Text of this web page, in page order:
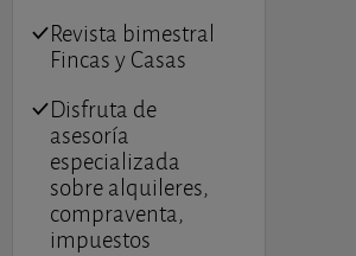
Revista bimestral
Fincas y Casas
Disfruta de
asesoría
especializada
sobre alquileres,
compraventa,
impuestos
913 009 151
TODOS NUESTROS CONTACTOS